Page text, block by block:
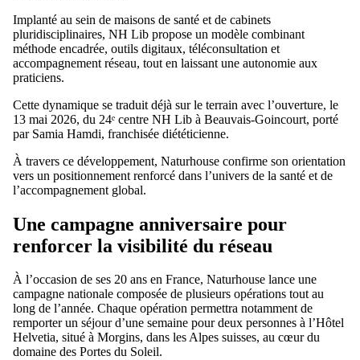
Implanté au sein de maisons de santé et de cabinets
pluridisciplinaires, NH Lib propose un modèle combinant
méthode encadrée, outils digitaux, téléconsultation et
accompagnement réseau, tout en laissant une autonomie aux
praticiens.
Cette dynamique se traduit déjà sur le terrain avec l’ouverture, le
13 mai 2026, du 24ᵉ centre NH Lib à Beauvais-Goincourt, porté
par Samia Hamdi, franchisée diététicienne.
À travers ce développement, Naturhouse confirme son orientation
vers un positionnement renforcé dans l’univers de la santé et de
l’accompagnement global.
Une campagne anniversaire pour
renforcer la visibilité du réseau
À l’occasion de ses 20 ans en France, Naturhouse lance une
campagne nationale composée de plusieurs opérations tout au
long de l’année. Chaque opération permettra notamment de
remporter un séjour d’une semaine pour deux personnes à l’Hôtel
Helvetia, situé à Morgins, dans les Alpes suisses, au cœur du
domaine des Portes du Soleil.